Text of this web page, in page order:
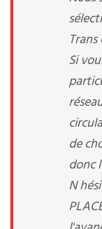
Si
de
donc
N